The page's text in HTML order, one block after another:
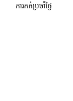
ការកក់ប្រចាំថ្ងៃ